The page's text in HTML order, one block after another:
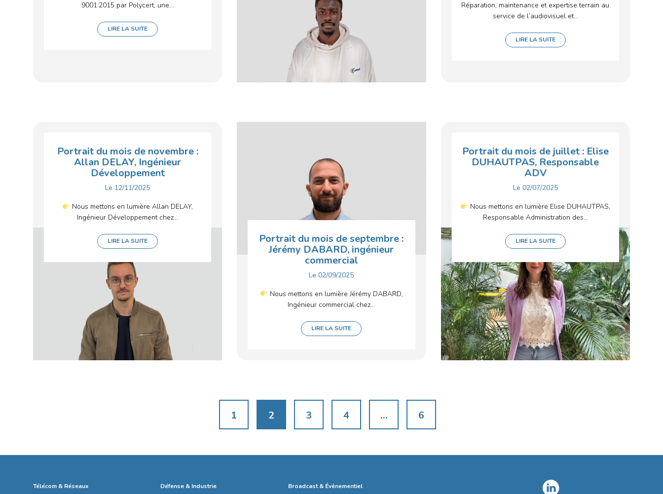
9001:2015 par Polycert, une...
LIRE LA SUITE
Réparation, maintenance et expertise terrain au
service de l’audiovisuel et...
LIRE LA SUITE
Portrait du mois de novembre :
Allan DELAY, Ingénieur
Développement
Le 12/11/2025
Nous mettons en lumière Allan DELAY,
Ingénieur Développement chez...
LIRE LA SUITE
Portrait du mois de septembre :
Jérémy DABARD, ingénieur
commercial
Le02/09/2025
Nous mettons en lumière Jérémy DABARD,
Ingénieur commercial chez...
LIRE LA SUITE
Portrait du mois de juillet : Elise
DUHAUTPAS, Responsable
ADV
Le 02/07/2025
Nous mettons en lumière Elise DUHAUTPAS,
Responsable Administration des...
LIRE LA SUITE
1 2 3 4 … 6
Télécom & Réseaux Défense & Industrie Broadcast & Évènementiel